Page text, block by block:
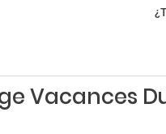
Vacances